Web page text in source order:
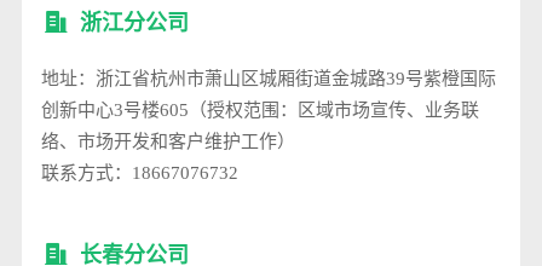
浙江分公司
地址：浙江省杭州市萧山区城厢街道金城路39号紫橙国际
创新中心3号楼605（授权范围：区域市场宣传、业务联
络、市场开发和客户维护工作）
联系方式：18667076732
长春分公司